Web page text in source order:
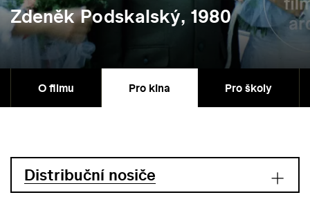
Zdeněk Podskalský, 1980
O filmu Pro kina Pro školy
Distribuční nosiče